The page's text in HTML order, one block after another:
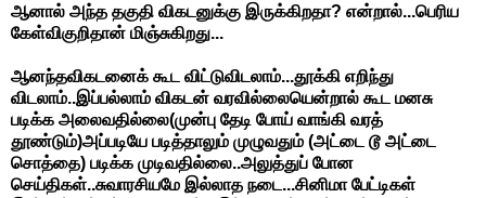
ஆனால் அந்த தகுதி விகடனுக்கு இருக்கிறதா? என்றால்...பெரிய
கேள்விகுறிதான் மிஞ்சுகிறது...
ஆனந்தவிகடனைக் கூட விட்டுவிடலாம்...தூக்கி எறிந்து
விடலாம்..இப்பல்லாம் விகடன் வரவில்லையென்றால் கூட மனசு
படிக்க அலைவதில்லை(முன்பு தேடி போய் வாங்கி வரத்
தூண்டும்)அப்படியே படித்தாலும் முழுவதும் (அட்டை டூ அட்டை
சொத்தை) படிக்க முடிவதில்லை..அலுத்துப் போன
செய்திகள்..சுவாரசியமே இல்லாத நடை...சினிமா பேட்டிகள்